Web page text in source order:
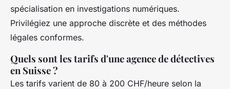
spécialisation en investigations numériques.
Privilégiez une approche discrète et des méthodes
légales conformes.
Quels sont les tarifs d'une agence de détectives
en Suisse ?
Les tarifs varient de 80 à 200 CHF/heure selon la